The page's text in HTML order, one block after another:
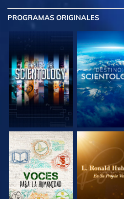
PROGRAMAS ORIGINALES
EXPLORA LAS
SERIES
EXPLORA LAS
SERIES